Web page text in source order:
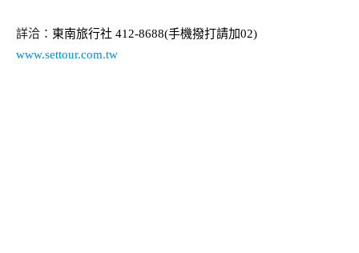
詳洽： 東南旅行社 412-8688(手機撥打請加02)
www.settour.com.tw